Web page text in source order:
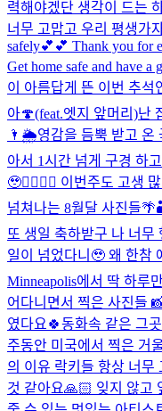
력해야겠단 생각이 드는
너무 고맙고 우리 평생가
safely💕💕 Thank you for
Get home safe and have
이 아름답게 뜬 이번 추석
아🍄(feat.엣지 앞머리)난
🌂🌦️영감을 듬뿍 받고
아서 1시간 넘게 구경 하
🥹❤️‍🔥❤️‍🔥 이번주도 고생
넘쳐나는 8월달 사진들
또 생일 축하받구 나 너무
일이 넘었다니🥹 왜 한참
Minneapolis에서 딱 하루
어다니면서 찍은 사진들
였다요🍀동화속 같은 그
주동안 미국에서 찍은 거
의 이유 락키들 항상 너무
것 같아요🙏🏻 잊지 않고